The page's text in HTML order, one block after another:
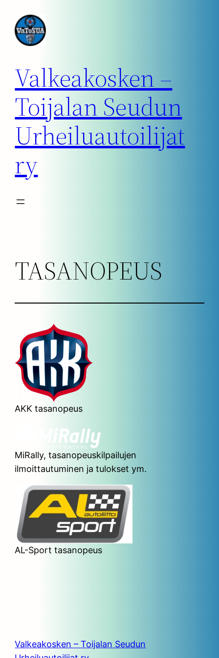
sisältöön
Valkeakosken –
Toijalan Seudun
Urheiluautoilijat
ry
TASANOPEUS
AKK tasanopeus
MiRally, tasanopeuskilpailujen
ilmoittautuminen ja tulokset ym.
AL-Sport tasanopeus
Valkeakosken – Toijalan Seudun